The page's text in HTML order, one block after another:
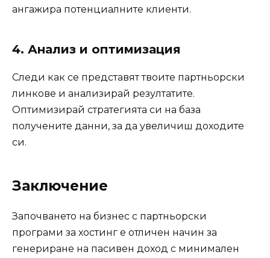
ангажира потенциалните клиенти.
4. Анализ и оптимизация
Следи как се представят твоите партньорски
линкове и анализирай резултатите.
Оптимизирай стратегията си на база
получените данни, за да увеличиш доходите
си.
Заключение
Започването на бизнес с партньорски
програми за хостинг е отличен начин за
генериране на пасивен доход с минимален